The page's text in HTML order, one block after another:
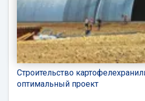
Строительство
оптимальный проект